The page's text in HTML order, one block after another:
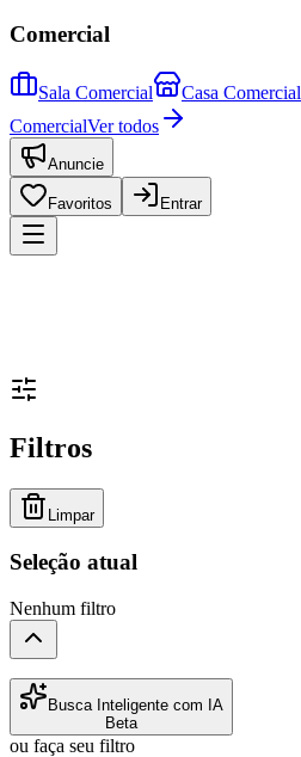
Comercial
Sala Comercial Casa Comercial
ComercialVer todos
Anuncie
Favoritos Entrar
Filtros
Limpar
Seleção atual
Nenhum filtro
Busca Inteligente com IA
Beta
ou faça seu filtro